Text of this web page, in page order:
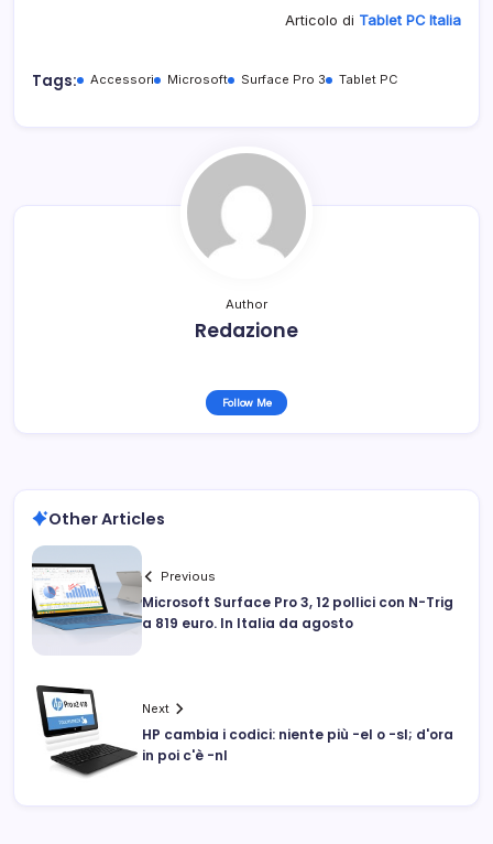
Articolo di Tablet PC Italia
Tags: Accessori Microsoft Surface Pro 3 Tablet PC
Author
Redazione
Follow Me
Other Articles
Previous
Microsoft Surface Pro 3, 12 pollici con N-Trig
a 819 euro. In Italia da agosto
Next
HP cambia i codici: niente più -el o -sl; d'ora
in poi c'è -nl